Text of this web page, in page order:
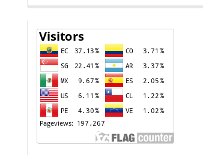
Contador
de
visitas